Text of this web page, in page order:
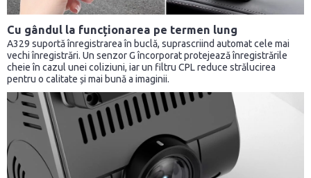
Cu gândul la funcționarea pe termen lung
A329 suportă înregistrarea în buclă, suprascriind automat cele mai
vechi înregistrări. Un senzor G încorporat protejează înregistrările
cheie în cazul unei coliziuni, iar un filtru CPL reduce strălucirea
pentru o calitate și mai bună a imaginii.